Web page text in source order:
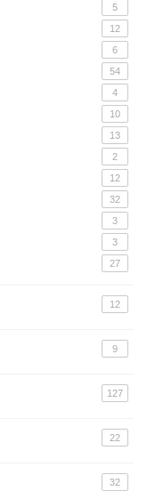
5
12
6
54
4
10
13
2
12
32
3
3
27
12
9
127
22
32